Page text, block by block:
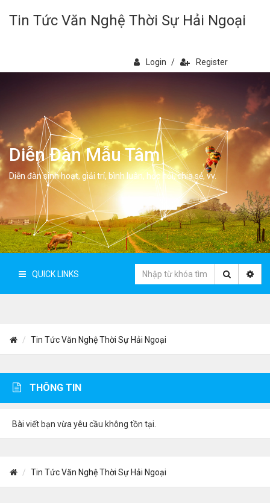
Tin Tức Văn Nghệ Thời Sự Hải Ngoại
Login / Register
Diễn Đàn Mẫu Tâm
Diễn đàn sinh hoạt, giải trí, bình luân, học hỏi, chia sẻ, vv.
QUICK LINKS
Tin Tức Văn Nghệ Thời Sự Hải Ngoại
THÔNG TIN
Bài viết bạn vừa yêu cầu không tồn tại.
Tin Tức Văn Nghệ Thời Sự Hải Ngoại